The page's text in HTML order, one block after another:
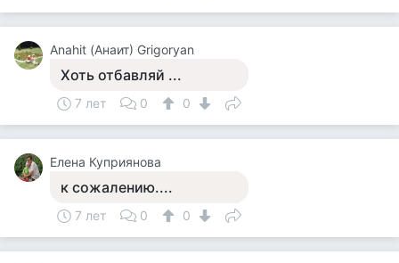
Anahit (Анаит) Grigoryan
Хоть отбавляй ...
7 лет 0 0
Елена Куприянова
к сожалению....
7 лет 0 0